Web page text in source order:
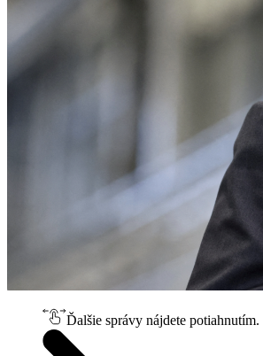
Ďalšie správy nájdete potiahnutím.